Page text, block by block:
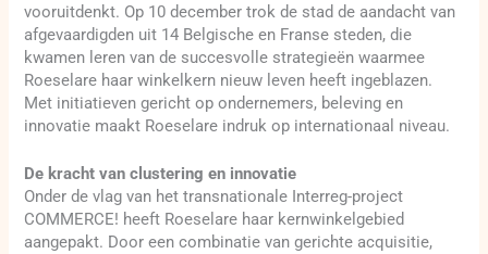
vooruitdenkt. Op 10 december trok de stad de aandacht van
afgevaardigden uit 14 Belgische en Franse steden, die
kwamen leren van de succesvolle strategieën waarmee
Roeselare haar winkelkern nieuw leven heeft ingeblazen.
Met initiatieven gericht op ondernemers, beleving en
innovatie maakt Roeselare indruk op internationaal niveau.
De kracht van clustering en innovatie
Onder de vlag van het transnationale Interreg-project
COMMERCE! heeft Roeselare haar kernwinkelgebied
aangepakt. Door een combinatie van gerichte acquisitie,